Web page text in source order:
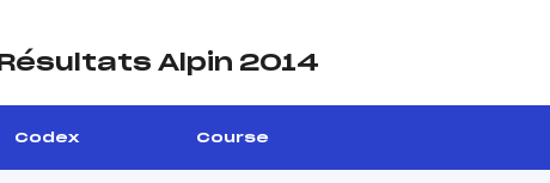
Résultats Alpin 2014
Codex Course